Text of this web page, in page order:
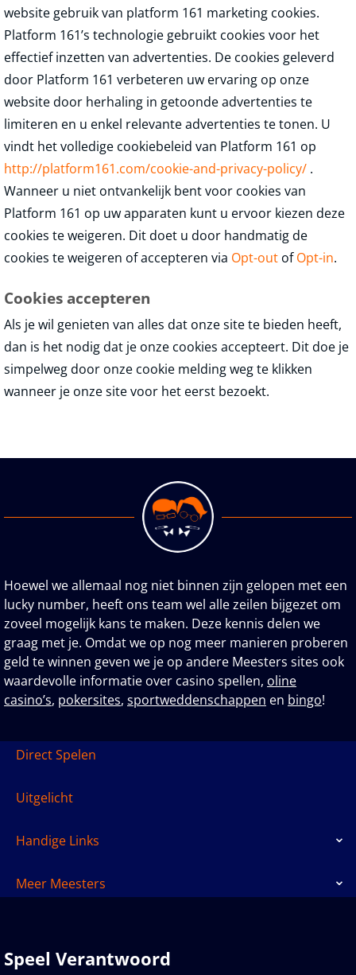
website gebruik van platform 161 marketing cookies.
Platform 161’s technologie gebruikt cookies voor het
effectief inzetten van advertenties. De cookies geleverd
door Platform 161 verbeteren uw ervaring op onze
website door herhaling in getoonde advertenties te
limiteren en u enkel relevante advertenties te tonen. U
vindt het volledige cookiebeleid van Platform 161 op
http://platform161.com/cookie-and-privacy-policy/ .
Wanneer u niet ontvankelijk bent voor cookies van
Platform 161 op uw apparaten kunt u ervoor kiezen deze
cookies te weigeren. Dit doet u door handmatig de
cookies te weigeren of accepteren via Opt-out ofOpt-in.
Cookies accepteren
Als je wil genieten van alles dat onze site te bieden heeft,
dan is het nodig dat je onze cookies accepteert. Dit doe je
simpelweg door onze cookie melding weg te klikken
wanneer je onze site voor het eerst bezoekt.
Hoewel we allemaal nog niet binnen zijn gelopen met een
lucky number, heeft ons team wel alle zeilen bijgezet om
zoveel mogelijk kans te maken. Deze kennis delen we
graag met je. Omdat we op nog meer manieren proberen
geld te winnen geven we je op andere Meesters sites ook
waardevolle informatie over casino spellen, oline
casino’s, pokersites, sportweddenschappen en bingo!
Direct Spelen
Uitgelicht
Handige Links
Meer Meesters
Speel Verantwoord